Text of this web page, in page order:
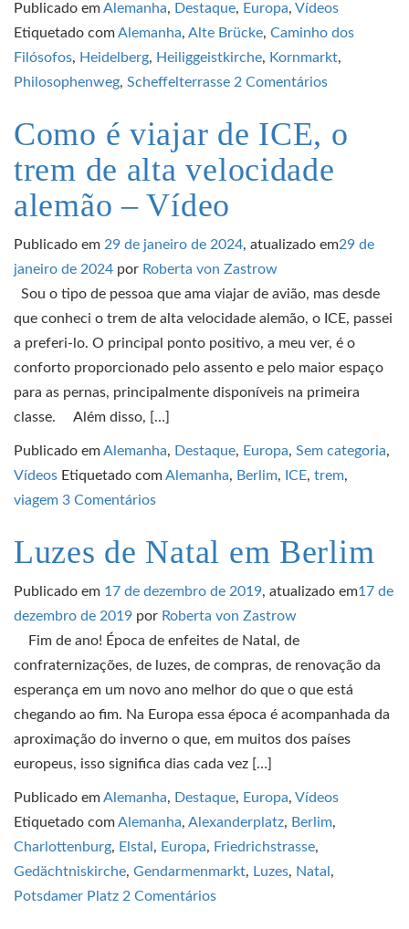
Publicado emAlemanha, Destaque, Europa, Vídeos
Etiquetado comAlemanha, Alte Brücke, Caminho dos
Filósofos, Heidelberg, Heiliggeistkirche, Kornmarkt,
Philosophenweg, Scheffelterrasse 2 Comentários
Como é viajar de ICE, o
trem de alta velocidade
alemão – Vídeo
Publicado em 29 de janeiro de 2024, atualizado em29 de
janeiro de 2024 por Roberta von Zastrow
Sou o tipo de pessoa que ama viajar de avião, mas desde
que conheci o trem de alta velocidade alemão, o ICE, passei
a preferi-lo. O principal ponto positivo, a meu ver, é o
conforto proporcionado pelo assento e pelo maior espaço
para as pernas, principalmente disponíveis na primeira
classe. Além disso, […]
Publicado emAlemanha, Destaque, Europa, Sem categoria,
Vídeos Etiquetado comAlemanha, Berlim, ICE, trem,
viagem 3 Comentários
Luzes de Natal em Berlim
Publicado em 17 de dezembro de 2019, atualizado em17 de
dezembro de 2019 por Roberta von Zastrow
Fim de ano! Época de enfeites de Natal, de
confraternizações, de luzes, de compras, de renovação da
esperança em um novo ano melhor do que o que está
chegando ao fim. Na Europa essa época é acompanhada da
aproximação do inverno o que, em muitos dos países
europeus, isso significa dias cada vez […]
Publicado emAlemanha, Destaque, Europa, Vídeos
Etiquetado comAlemanha, Alexanderplatz, Berlim,
Charlottenburg, Elstal , Europa, Friedrichstrasse,
Gedächtniskirche, Gendarmenmarkt, Luzes, Natal ,
Potsdamer Platz 2 Comentários